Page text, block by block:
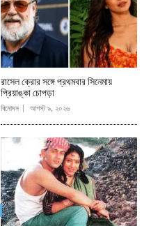
রাসেল ক্রোর সঙ্গে প্রথমবার সিনেমায়
প্রিয়াঙ্কা চোপড়া
বিনোদন আগস্ট ৯, ২০২৬